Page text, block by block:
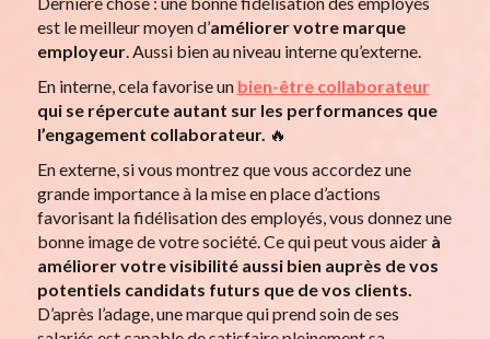
est le meilleur moyen d’améliorer votre marque
employeur. Aussi bien au niveau interne qu’externe.
En interne, cela favorise un bien-être collaborateur
qui se répercute autant sur les performances que
l’engagement collaborateur. 🔥
En externe, si vous montrez que vous accordez une
grande importance à la mise en place d’actions
favorisant la fidélisation des employés, vous donnez une
bonne image de votre société. Ce qui peut vous aider à
améliorer votre visibilité aussi bien auprès de vos
potentiels candidats futurs que de vos clients.
D’après l’adage, une marque qui prend soin de ses